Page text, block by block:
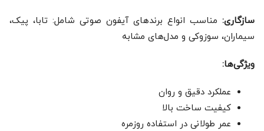
سازگاری: مناسب انواع برندهای آیفون صوتی شامل: تابا، پیک،
سیماران، سوزوکی و مدل‌های مشابه
ویژگی‌ها:
عملکرد دقیق و روان
کیفیت ساخت بالا
عمر طولانی در استفاده روزمره